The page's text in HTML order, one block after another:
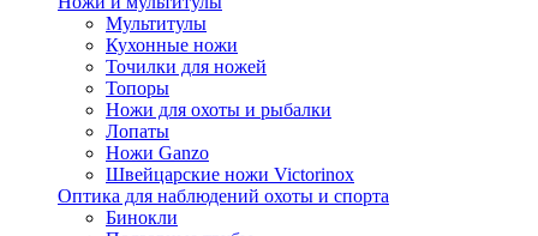
Мультитулы
Кухонные ножи
Точилки для ножей
Топоры
Ножи для охоты и рыбалки
Лопаты
Ножи Ganzo
Швейцарские ножи Victorinox
Оптика для наблюдений охоты и спорта
Бинокли